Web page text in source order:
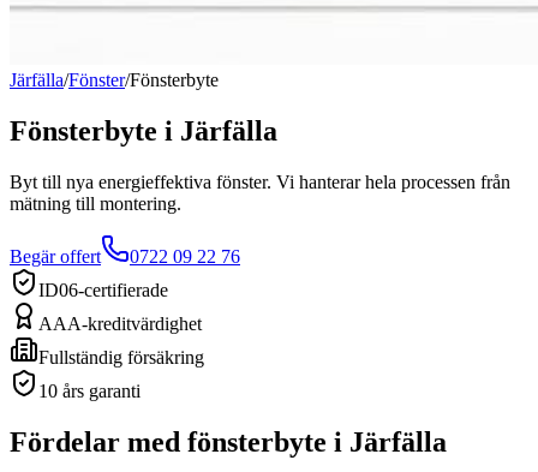
Järfälla/Fönster/Fönsterbyte
Fönsterbyte i Järfälla
Byt till nya energieffektiva fönster. Vi hanterar hela processen från
mätning till montering.
Begär offert
0722 09 22 76
ID06-certifierade
AAA-kreditvärdighet
Fullständig försäkring
10 års garanti
Fördelar med fönsterbyte i Järfälla